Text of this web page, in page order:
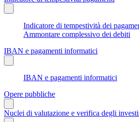
Indicatore di tempestività dei
Ammontare complessivo dei debiti
IBAN e pagamenti informatici
IBAN e pagamenti informatici
Opere pubbliche
Nuclei di valutazione e verifica degli